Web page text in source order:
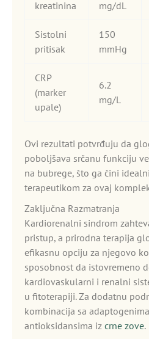
kreatinina mg/dL
Sistolni
pritisak
150
mmHg
CRP
(marker
upale)
6.2
mg/L
Ovi rezultati potvrđuju da
poboljšava srčanu funkciju
na bubrege, što ga čini
terapeutikom za ovaj
Zaključna Razmatranja
Kardiorenalni sindrom
pristup, a prirodna terapija
efikasnu opciju za njegovo
sposobnost da istovremeno
kardiovaskularni i renalni
u fitoterapiji. Za dodatnu
kombinacija sa
antioksidansima iz crne zove.